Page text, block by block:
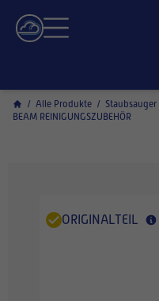
/ Alle Produkte / Staubsauger
BEAM REINIGUNGSZUBEHÖR
ORIGINALTEIL